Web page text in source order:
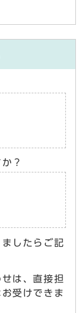
？
したらご記
は、直接担
受けできま